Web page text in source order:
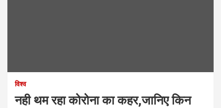
विश्व
नही थम रहा कोरोना का कहर,जानिए किन